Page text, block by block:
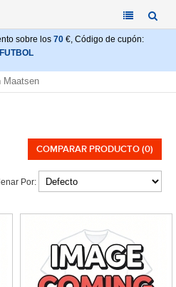
sobre los 70 €, Código de cupón:
FUTBOL
Maatsen
COMPARAR PRODUCTO (0)
Por: